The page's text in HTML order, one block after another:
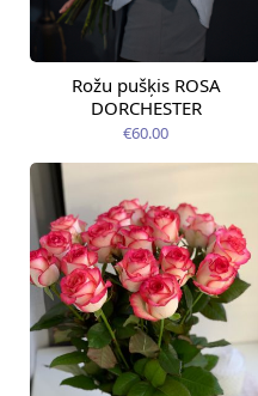
Pieejams šodien
Rožu pušķis ROSA
DORCHESTER
€60.00